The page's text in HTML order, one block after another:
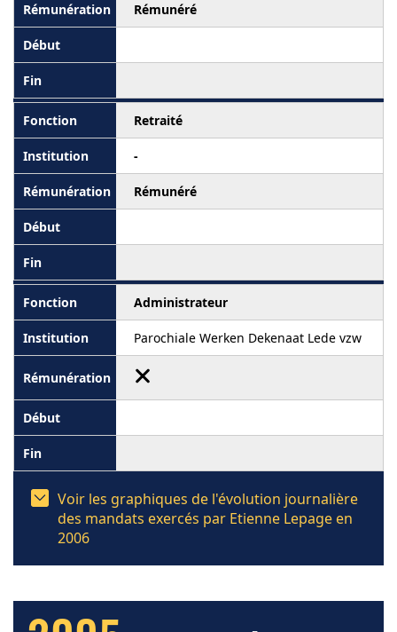
Rémunéré
Retraité
-
Rémunéré
Administrateur
Parochiale Werken Dekenaat Lede vzw
Voir les graphiques de l'évolution journalière
des mandats exercés par Etienne Lepage en
2006